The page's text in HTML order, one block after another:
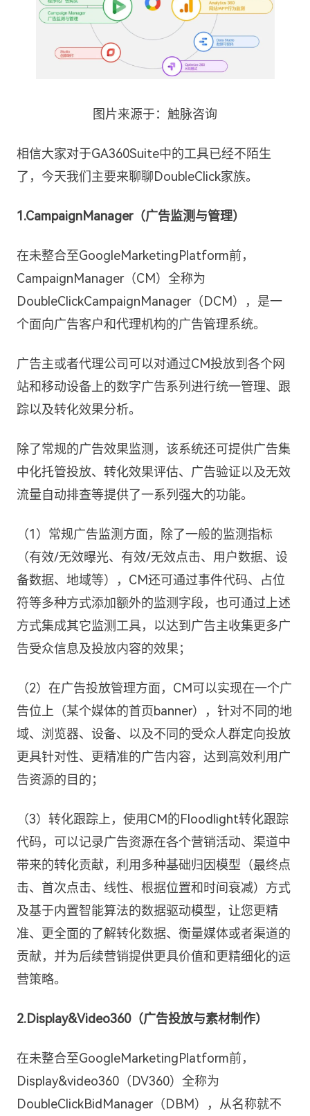
图片来源于：触脉咨询
相信大家对于GA360Suite中的工具已经不陌生
了，今天我们主要来聊聊DoubleClick家族。
1.CampaignManager（广告监测与管理）
在未整合至GoogleMarketingPlatform前，
CampaignManager（CM）全称为
DoubleClickCampaignManager（DCM），是一
个面向广告客户和代理机构的广告管理系统。
广告主或者代理公司可以对通过CM投放到各个网
站和移动设备上的数字广告系列进行统一管理、跟
踪以及转化效果分析。
除了常规的广告效果监测，该系统还可提供广告集
中化托管投放、转化效果评估、广告验证以及无效
流量自动排查等提供了一系列强大的功能。
（1）常规广告监测方面，除了一般的监测指标
（有效/无效曝光、有效/无效点击、用户数据、设
备数据、地域等），CM还可通过事件代码、占位
符等多种方式添加额外的监测字段，也可通过上述
方式集成其它监测工具，以达到广告主收集更多广
告受众信息及投放内容的效果；
（2）在广告投放管理方面，CM可以实现在一个广
告位上（某个媒体的首页banner），针对不同的地
域、浏览器、设备、以及不同的受众人群定向投放
更具针对性、更精准的广告内容，达到高效利用广
告资源的目的；
（3）转化跟踪上，使用CM的Floodlight转化跟踪
代码，可以记录广告资源在各个营销活动、渠道中
带来的转化贡献，利用多种基础归因模型（最终点
击、首次点击、线性、根据位置和时间衰减）方式
及基于内置智能算法的数据驱动模型，让您更精
准、更全面的了解转化数据、衡量媒体或者渠道的
贡献，并为后续营销提供更具价值和更精细化的运
营策略。
2.Display&Video360（广告投放与素材制作）
在未整合至GoogleMarketingPlatform前，
Display&video360（DV360）全称为
DoubleClickBidManager（DBM），从名称就不